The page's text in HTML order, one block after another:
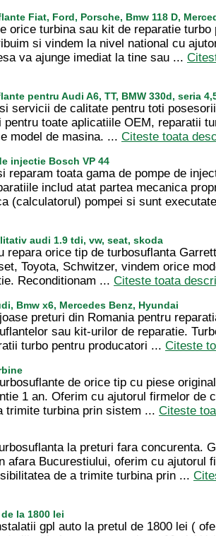
Fiat, Ford, Porsche, Bmw 118 D,
orice turbina sau kit de reparatie turbo
si vindem la nivel national cu
va ajunge imediat la tine sau ...
pentru Audi A6, TT, BMW 330d, seria
servicii de calitate pentru toti
pentru toate aplicatiile OEM, reparatii
model de masina. ... Citeste toata
injectie Bosch VP 44
reparam toata gama de pompe de
includ atat partea mecanica
(calculatorul) pompei si sunt
audi 1.9 tdi, vw, seat, skoda
repara orice tip de turbosuflanta
Toyota, Schwitzer, vindem orice
Reconditionam ... Citeste toata
Bmw x6, Mercedes Benz, Hyundai
preturi din Romania pentru
sau kit-urilor de reparatie.
turbo pentru producatori ... Citeste
de orice tip cu piese
1 an. Oferim cu ajutorul firmelor de
trimite turbina prin sistem ... Citeste
la preturi fara concurenta.
afara Bucurestiului, oferim cu ajutorul
de a trimite turbina prin ...
la 1800 lei
gpl auto la pretul de 1800 lei (